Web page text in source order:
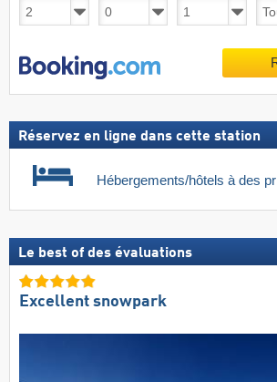
Réservez en ligne dans cette station
Hébergements/hôtels à des
Le best of des évaluations
Excellent snowpark